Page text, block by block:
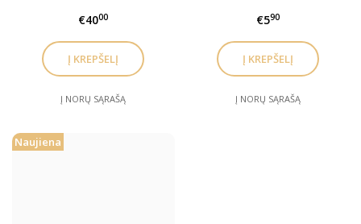
€4000
Į NORŲ SĄRAŠĄ
€590
Į NORŲ SĄRAŠĄ
Naujiena